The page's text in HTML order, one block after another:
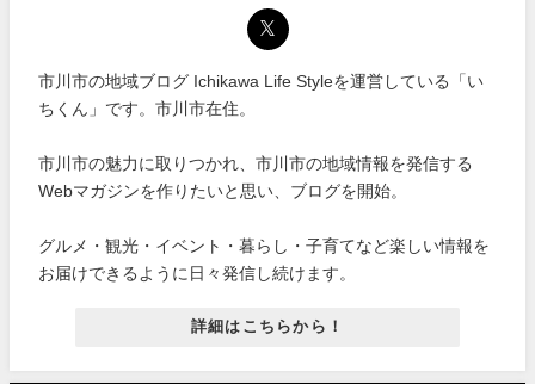
市川市の地域ブログ Ichikawa Life Styleを運営している「い
ちくん」です。市川市在住。
市川市の魅力に取りつかれ、市川市の地域情報を発信する
Webマガジンを作りたいと思い、ブログを開始。
グルメ・観光・イベント・暮らし・子育てなど楽しい情報を
お届けできるように日々発信し続けます。
詳細はこちらから！